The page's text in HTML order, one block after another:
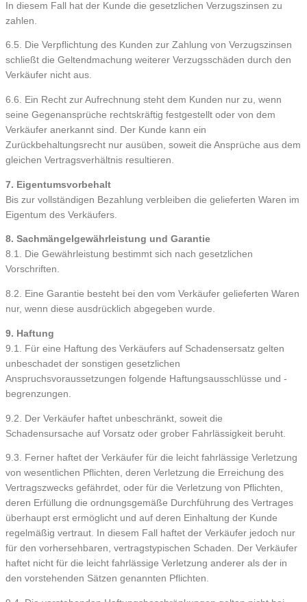
In diesem Fall hat der Kunde die gesetzlichen Verzugszinsen zu
zahlen.
6.5. Die Verpflichtung des Kunden zur Zahlung von Verzugszinsen
schließt die Geltendmachung weiterer Verzugsschäden durch den
Verkäufer nicht aus.
6.6. Ein Recht zur Aufrechnung steht dem Kunden nur zu, wenn
seine Gegenansprüche rechtskräftig festgestellt oder von dem
Verkäufer anerkannt sind. Der Kunde kann ein
Zurückbehaltungsrecht nur ausüben, soweit die Ansprüche aus dem
gleichen Vertragsverhältnis resultieren.
7. Eigentumsvorbehalt
Bis zur vollständigen Bezahlung verbleiben die gelieferten Waren im
Eigentum des Verkäufers.
8. Sachmängelgewährleistung und Garantie
8.1. Die Gewährleistung bestimmt sich nach gesetzlichen
Vorschriften.
8.2. Eine Garantie besteht bei den vom Verkäufer gelieferten Waren
nur, wenn diese ausdrücklich abgegeben wurde.
9. Haftung
9.1. Für eine Haftung des Verkäufers auf Schadensersatz gelten
unbeschadet der sonstigen gesetzlichen
Anspruchsvoraussetzungen folgende Haftungsausschlüsse und -
begrenzungen.
9.2. Der Verkäufer haftet unbeschränkt, soweit die
Schadensursache auf Vorsatz oder grober Fahrlässigkeit beruht.
9.3. Ferner haftet der Verkäufer für die leicht fahrlässige Verletzung
von wesentlichen Pflichten, deren Verletzung die Erreichung des
Vertragszwecks gefährdet, oder für die Verletzung von Pflichten,
deren Erfüllung die ordnungsgemäße Durchführung des Vertrages
überhaupt erst ermöglicht und auf deren Einhaltung der Kunde
regelmäßig vertraut. In diesem Fall haftet der Verkäufer jedoch nur
für den vorhersehbaren, vertragstypischen Schaden. Der Verkäufer
haftet nicht für die leicht fahrlässige Verletzung anderer als der in
den vorstehenden Sätzen genannten Pflichten.